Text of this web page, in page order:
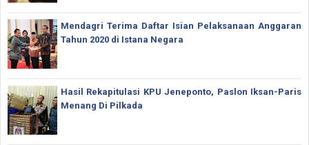
Mendagri Terima Daftar Isian Pelaksanaan Anggaran
Tahun 2020 di Istana Negara
Hasil Rekapitulasi KPU Jeneponto, Paslon Iksan-Paris
Menang Di Pilkada